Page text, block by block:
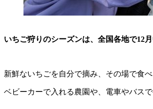
いちご狩りのシーズンは、全国各地で12
新鮮ないちごを自分で摘み、その場で食
ベビーカーで入れる農園や、電車やバスで